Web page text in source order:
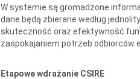
W systemie są gromadzone
dane będą zbierane według
skuteczność oraz efektywność
zaspokajaniem potrzeb odbiorców
Etapowe wdrażanie CSIRE